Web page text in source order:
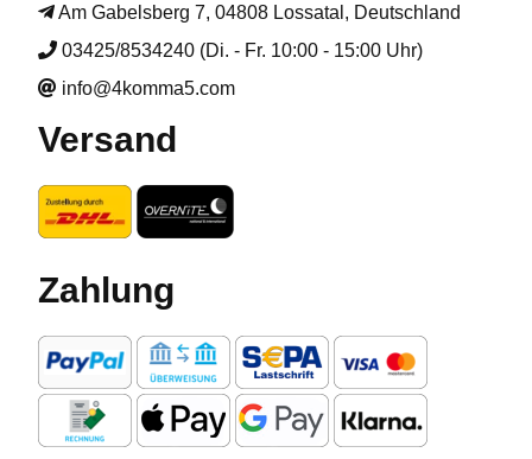
Am Gabelsberg 7, 04808 Lossatal, Deutschland
03425/8534240 (Di. - Fr. 10:00 - 15:00 Uhr)
info@4komma5.com
Versand
Zahlung